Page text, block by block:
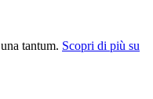
tantum. Scopri di più su